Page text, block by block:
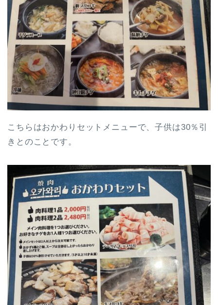
こちらはおかわりセットメニューで、子供は30％引
きとのことです。